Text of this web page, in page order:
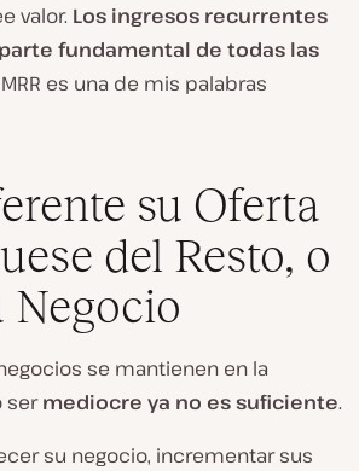
valor. Los ingresos recurrentes
fundamental de todas las
MRR es una de mis palabras
su Oferta
del Resto, o
Negocio
se mantienen en la
sermediocre ya no es suficiente.
su negocio, incrementar sus